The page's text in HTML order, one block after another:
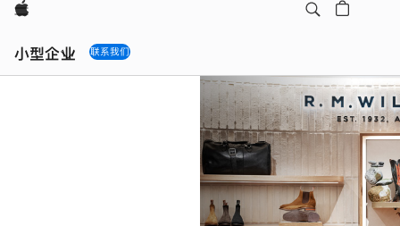
Apple
小型企业
Nav
Menu
联系我们